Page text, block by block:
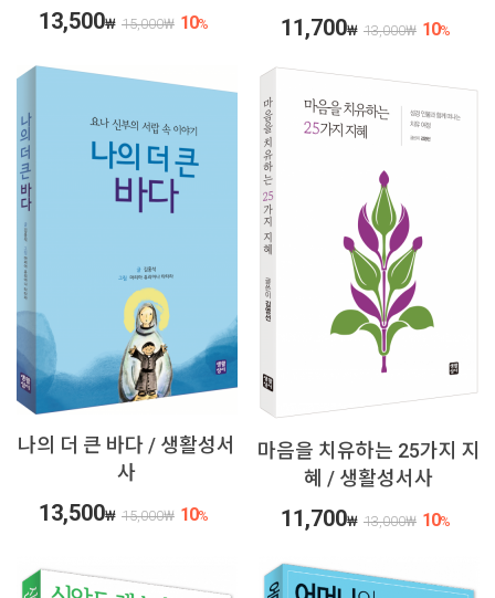
13,500₩ 15,000₩ 10% 11,700₩ 13,000₩ 10%
나의 더 큰 바다 / 생활성서
사
13,500₩ 15,000₩ 10%
마음을 치유하는 25가지 지
혜 / 생활성서사
11,700₩ 13,000₩ 10%